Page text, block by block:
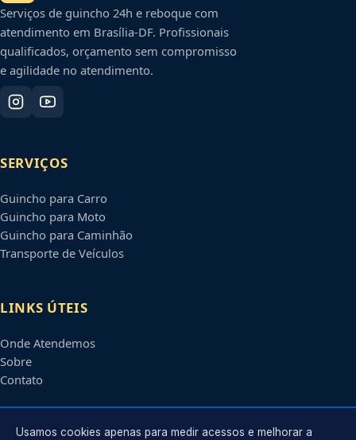
Serviços de guincho 24h e reboque com
atendimento em Brasília-DF. Profissionais
qualificados, orçamento sem compromisso
e agilidade no atendimento.
SERVIÇOS
Guincho para Carro
Guincho para Moto
Guincho para Caminhão
Transporte de Veículos
LINKS ÚTEIS
Onde Atendemos
Sobre
Contato
CONTATO
Usamos cookies apenas para medir acessos e melhorar a